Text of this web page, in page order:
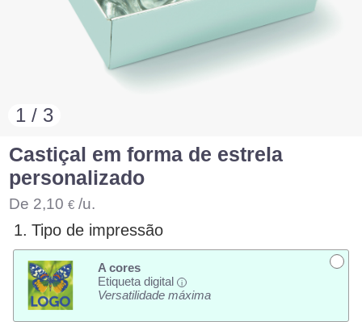
1 / 3
Castiçal em forma de estrela
personalizado
De 2,10 € /u.
1. Tipo de impressão
A cores
Etiqueta digital
i
Versatilidade máxima